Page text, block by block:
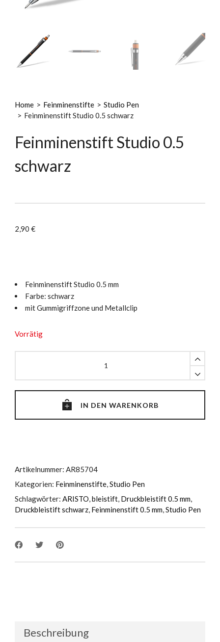
Home > Feinminenstifte > Studio Pen
> Feinminenstift Studio 0.5 schwarz
Feinminenstift Studio 0.5
schwarz
2,90 €
Feinminenstift Studio 0.5 mm
Farbe: schwarz
mit Gummigriffzone und Metallclip
Vorrätig
0.5
schwarz
IN DEN WARENKORB
Artikelnummer: AR85704
Kategorien: Feinminenstifte,Studio Pen
Schlagwörter: ARISTO,bleistift, Druckbleistift 0.5 mm,
Druckbleistift schwarz, Feinminenstift 0.5 mm,Studio Pen
Beschreibung